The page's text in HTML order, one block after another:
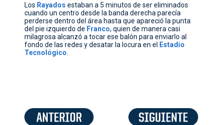
Los Rayados estaban a 5 minutos de ser eliminados
cuando un centro desde la banda derecha parecía
perderse dentro del área hasta que apareció la punta
del pie izquierdo de Franco, quien de manera casi
milagrosa alcanzó a tocar ese balón para enviarlo al
fondo de las redes y desatar la locura en el Estadio
Tecnológico